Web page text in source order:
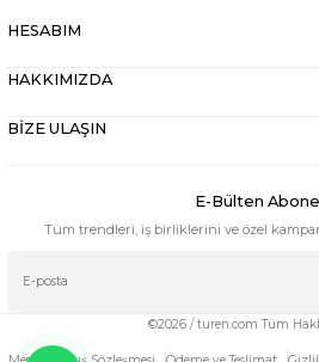
HESABIM
HAKKIMIZDA
BİZE ULAŞIN
E-Bülten
Tüm trendleri, iş birliklerini ve özel
©2026 / turen.com Tüm